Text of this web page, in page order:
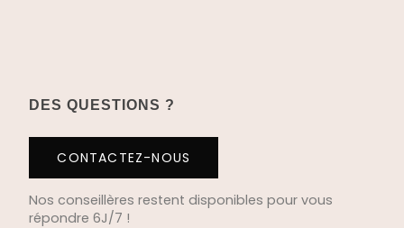
DES QUESTIONS ?
CONTACTEZ-NOUS
Nos conseillères restent disponibles pour vous
répondre 6J/7 !